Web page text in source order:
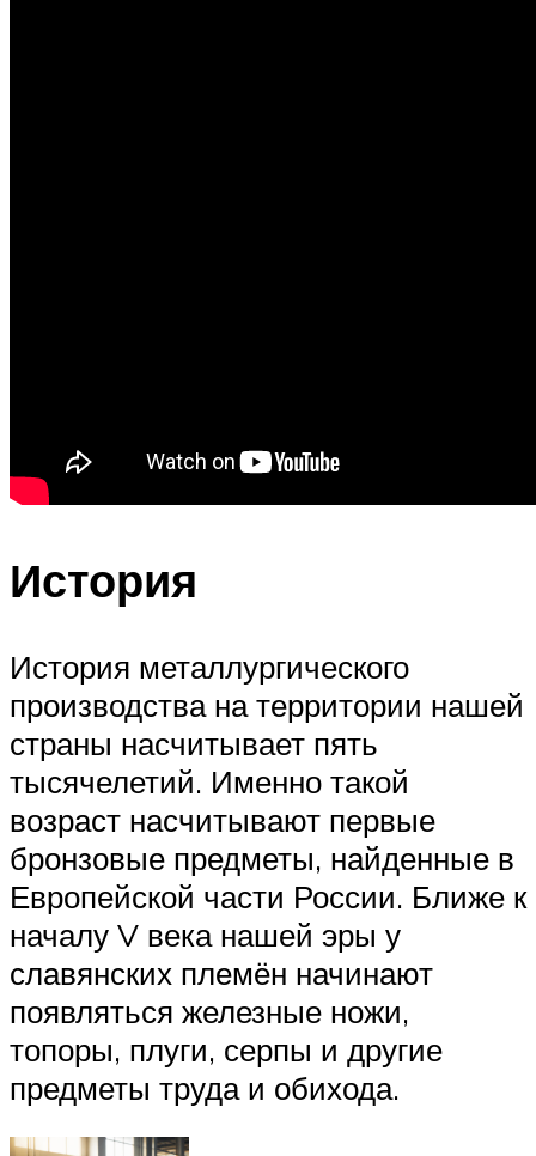
История
История металлургического
производства на территории нашей
страны насчитывает пять
тысячелетий. Именно такой
возраст насчитывают первые
бронзовые предметы, найденные в
Европейской части России. Ближе к
началу V века нашей эры у
славянских племён начинают
появляться железные ножи,
топоры, плуги, серпы и другие
предметы труда и обихода.